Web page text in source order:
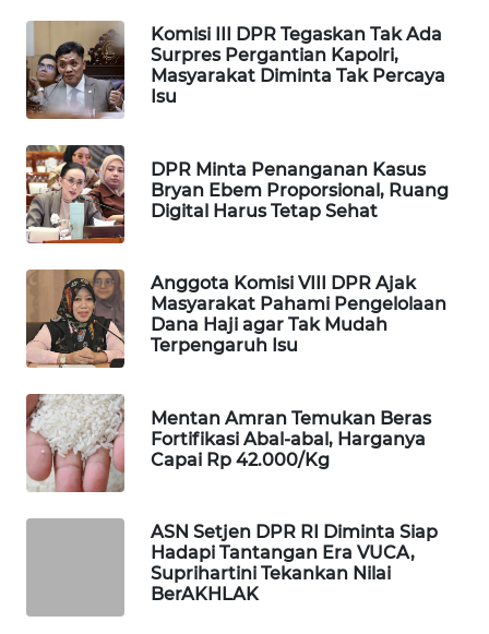
Komisi III DPR Tegaskan Tak Ada
Surpres Pergantian Kapolri,
Masyarakat Diminta Tak Percaya
Isu
DPR Minta Penanganan Kasus
Bryan Ebem Proporsional, Ruang
Digital Harus Tetap Sehat
Anggota Komisi VIII DPR Ajak
Masyarakat Pahami Pengelolaan
Dana Haji agar Tak Mudah
Terpengaruh Isu
Mentan Amran Temukan Beras
Fortifikasi Abal-abal, Harganya
Capai Rp 42.000/Kg
ASN Setjen DPR RI Diminta Siap
Hadapi Tantangan Era VUCA,
Suprihartini Tekankan Nilai
BerAKHLAK
KONSUMEN
LISTRIK
MASYARAKAT
KELISTRIKAN
WALINKI
ID
MAWAKA
ID
MARTABAT
NET
PLN
WATCH